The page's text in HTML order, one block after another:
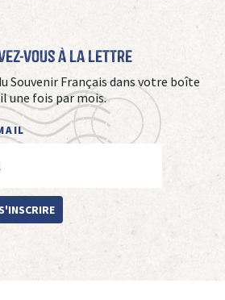
vous à La Lettre
Souvenir Français dans votre boîte
une fois par mois.